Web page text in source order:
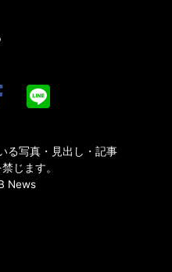
る写真・見出し・記事
じます。
News